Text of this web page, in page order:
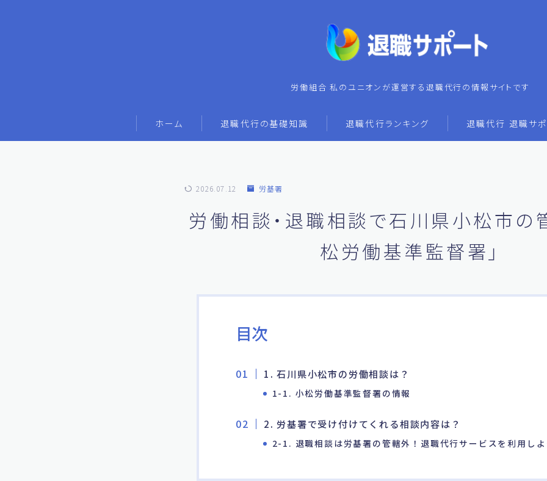
労働組合 私のユニオンが運営する退職代行の情報サイトです
ホーム 退職代行の基礎知識 退職代行ランキング 退職代行 退職サポ
2026.07.12 労基署
労働相談・退職相談で石川県小松市の
松労働基準監督署」
目次
1. 石川県小松市の労働相談は？
1-1. 小松労働基準監督署の情報
2. 労基署で受け付けてくれる相談内容は？
2-1. 退職相談は労基署の管轄外！退職代行サービスを利用しよ